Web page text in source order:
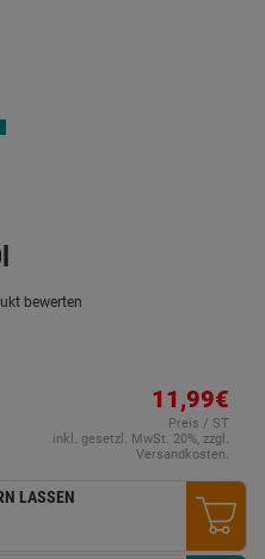
bewerten
11,99€
Preis / ST
inkl. gesetzl. MwSt. 20%, zzgl.
Versandkosten.
LASSEN